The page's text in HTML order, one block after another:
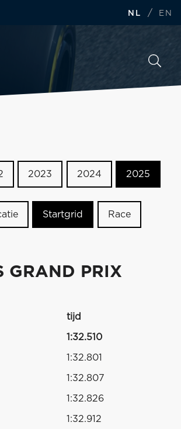
NL / EN
2023 2024 2025
Startgrid Race
GRAND PRIX
tijd
1:32.510
1:32.801
1:32.807
1:32.826
1:32.912